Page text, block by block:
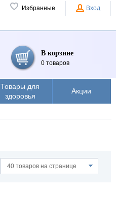
Избранные Вход
В корзине
0 товаров
Товары для
здоровья
Акции
40 товаров на странице